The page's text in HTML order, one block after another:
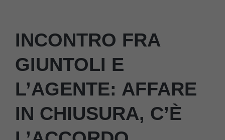
INCONTRO FRA
GIUNTOLI E
L’AGENTE: AFFARE
IN CHIUSURA, C’È